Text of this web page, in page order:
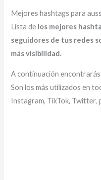
Mejores hashtags para
Lista de los mejores
seguidores de tus redes
más visibilidad.
A continuación
Son los más utilizados en
Instagram, TikTok, Twitter,